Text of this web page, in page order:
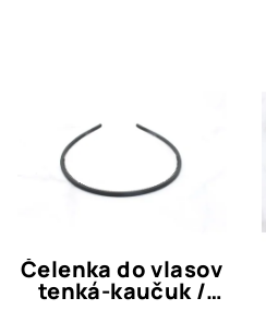
Čelenka do vlasov
tenká-kaučuk /